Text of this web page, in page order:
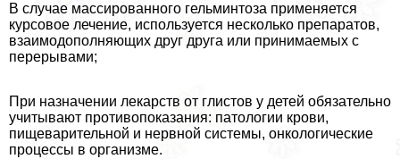
В случае массированного гельминтоза применяется
курсовое лечение, используется несколько препаратов,
взаимодополняющих друг друга или принимаемых с
перерывами;
При назначении лекарств от глистов у детей обязательно
учитывают противопоказания: патологии крови,
пищеварительной и нервной системы, oнкoлoгические
процессы в организме.